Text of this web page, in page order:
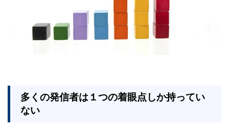
多くの発信者は１つの着眼点しか持ってい
ない